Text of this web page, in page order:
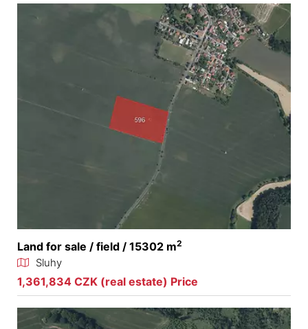
Land for sale / field / 15302 m2
Sluhy
1,361,834 CZK (real estate) Price